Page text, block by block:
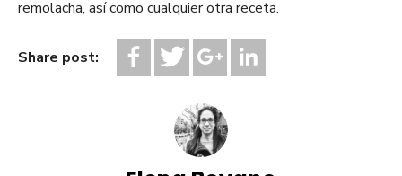
remolacha, así como cualquier otra receta.
Share post: